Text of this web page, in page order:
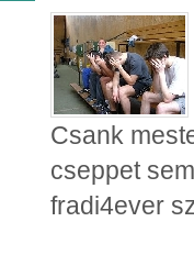
Csank
cseppet
fradi4ever